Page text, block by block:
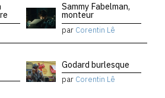
Sammy Fabelman,
monteur
par Corentin Lê
Godard burlesque
par Corentin Lê